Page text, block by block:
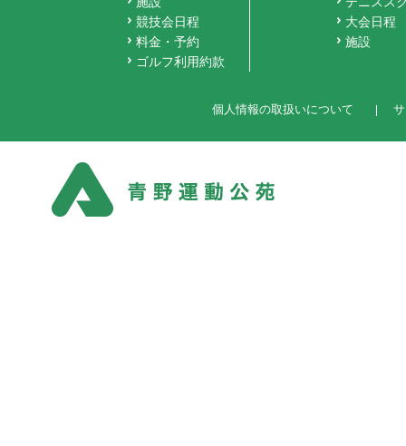
競技会日程
料金・予約
ゴルフ利用約款
大会日程
施設
個人情報の取扱いについて